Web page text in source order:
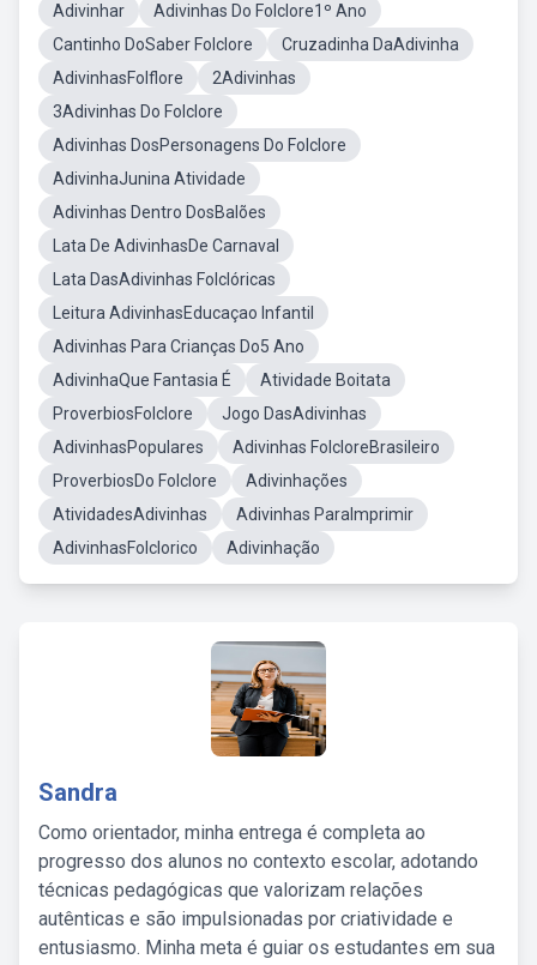
Adivinhar
Adivinhas Do Folclore1º Ano
Cantinho DoSaber Folclore
Cruzadinha DaAdivinha
AdivinhasFolflore
2Adivinhas
3Adivinhas Do Folclore
Adivinhas DosPersonagens Do Folclore
AdivinhaJunina Atividade
Adivinhas Dentro DosBalões
Lata De AdivinhasDe Carnaval
Lata DasAdivinhas Folclóricas
Leitura AdivinhasEducaçao Infantil
Adivinhas Para Crianças Do5 Ano
AdivinhaQue Fantasia É
Atividade Boitata
ProverbiosFolclore
Jogo DasAdivinhas
AdivinhasPopulares
Adivinhas FolcloreBrasileiro
ProverbiosDo Folclore
Adivinhações
AtividadesAdivinhas
Adivinhas ParaImprimir
AdivinhasFolclorico
Adivinhação
Sandra
Como orientador, minha entrega é completa ao
progresso dos alunos no contexto escolar, adotando
técnicas pedagógicas que valorizam relações
autênticas e são impulsionadas por criatividade e
entusiasmo. Minha meta é guiar os estudantes em sua